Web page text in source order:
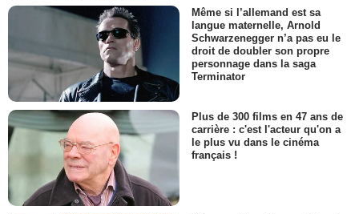
Même si l’allemand est sa
langue maternelle, Arnold
Schwarzenegger n’a pas eu le
droit de doubler son propre
personnage dans la saga
Terminator
Plus de 300 films en 47 ans de
carrière : c'est l'acteur qu'on a
le plus vu dans le cinéma
français !